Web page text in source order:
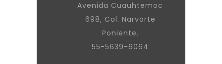
Avenida Cuauhtemoc
698, Col. Narvarte
Poniente.
55-5639-6064